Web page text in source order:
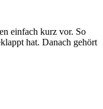
einfach kurz vor. So
hat. Danach gehört